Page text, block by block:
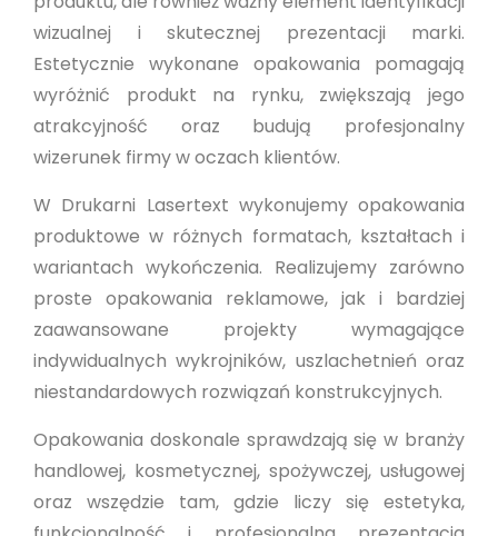
wizualnej i skutecznej prezentacji marki.
Estetycznie wykonane opakowania pomagają
wyróżnić produkt na rynku, zwiększają jego
atrakcyjność oraz budują profesjonalny
wizerunek firmy w oczach klientów.
W Drukarni Lasertext wykonujemy opakowania
produktowe w różnych formatach, kształtach i
wariantach wykończenia. Realizujemy zarówno
proste opakowania reklamowe, jak i bardziej
zaawansowane projekty wymagające
indywidualnych wykrojników, uszlachetnień oraz
niestandardowych rozwiązań konstrukcyjnych.
Opakowania doskonale sprawdzają się w branży
handlowej, kosmetycznej, spożywczej, usługowej
oraz wszędzie tam, gdzie liczy się estetyka,